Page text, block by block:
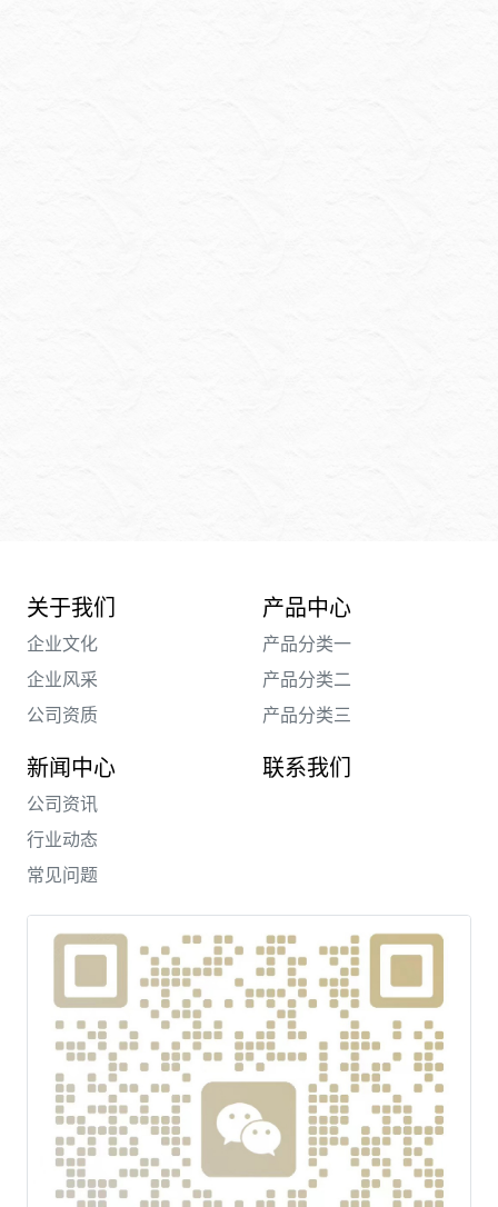
关于我们
企业文化
企业风采
公司资质
产品中心
产品分类一
产品分类二
产品分类三
新闻中心
公司资讯
行业动态
常见问题
联系我们